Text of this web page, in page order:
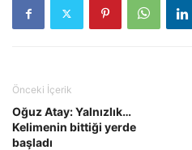
Önceki İçerik
Oğuz Atay: Yalnızlık…
Kelimenin bittiği yerde
başladı